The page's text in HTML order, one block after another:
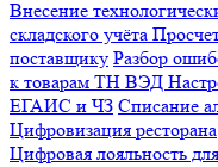
Внесение
складского учёта
поставщику Разбор
к товарам ТН ВЭД
ЕГАИС и ЧЗ Списание
Цифровизация ресторана
Цифровая лояльность